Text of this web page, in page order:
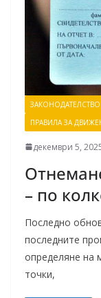
ЗАКОНОДАТЕЛСТВО
ПРАВИЛА ЗА
декември 5,
– по
Последно
последните
определяне на
точки,